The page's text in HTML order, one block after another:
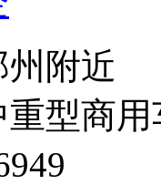
州附近
重型商